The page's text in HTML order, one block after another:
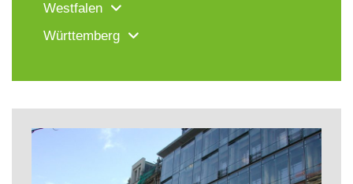
Westfalen
Württemberg